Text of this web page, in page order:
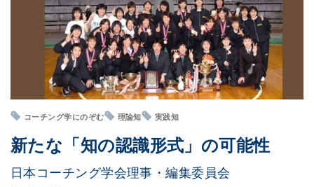
コーチング学にのぞむ 理論知 実践知
新たな「知の認識形式」の可能性
日本コーチング学会理事・編集委員会